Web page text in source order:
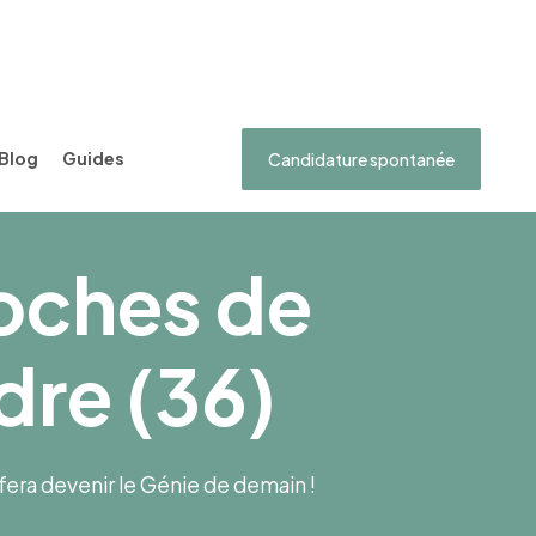
Blog Guides Candidature spontanée
de
(36)
devenir le Génie de demain !